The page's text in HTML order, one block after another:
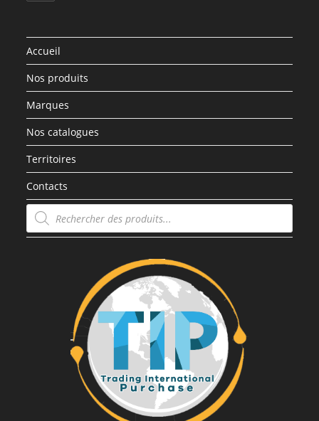
Accueil
Nos produits
Marques
Nos catalogues
Territoires
Contacts
Recherche
de
produits